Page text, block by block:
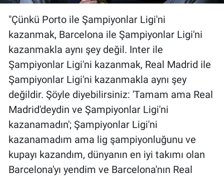
"Çünkü Porto ile Şampiyonlar Ligi'ni
kazanmak, Barcelona ile Şampiyonlar Ligi'ni
kazanmakla aynı şey değil. Inter ile
Şampiyonlar Ligi'ni kazanmak, Real Madrid ile
Şampiyonlar Ligi'ni kazanmakla aynı şey
değildir. Şöyle diyebilirsiniz: 'Tamam ama Real
Madrid'deydin ve Şampiyonlar Ligi'ni
kazanamadın'; Şampiyonlar Ligi'ni
kazanamadım ama lig şampiyonluğunu ve
kupayı kazandım, dünyanın en iyi takımı olan
Barcelona'yı yendim ve Barcelona'nın Real